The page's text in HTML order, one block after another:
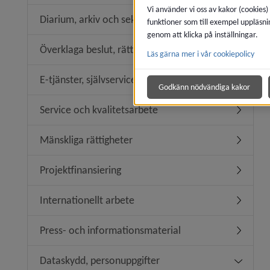
Diarium, arkiv och sekretess
Överklaga beslut, rättssäkerhet
E-tjänster, självservice
Service och kvalitetsarbete
Mänskliga rättigheter
Projektfinansiering
Internationellt arbete
Press- och informationsmaterial
Dataskydd, personuppgifter
Vi använder vi oss av kakor
funktioner som till exempel
genom att klicka på inställningar.
Läs gärna mer i vår cookiepolicy
Godkänn nödvändiga kakor